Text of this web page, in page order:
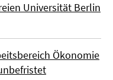
Universität Berlin
Ökonomie